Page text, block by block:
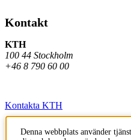
Kontakt
KTH
100 44 Stockholm
+46 8 790 60 00
Kontakta KTH
Jobba på KTH
Denna webbplats använder